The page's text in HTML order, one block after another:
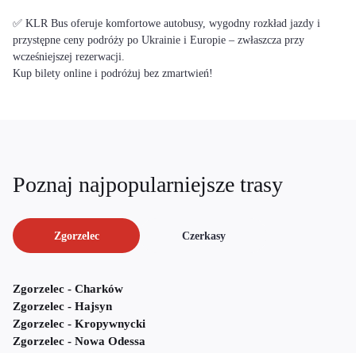
✅ KLR Bus oferuje komfortowe autobusy, wygodny rozkład jazdy i
przystępne ceny podróży po Ukrainie i Europie – zwłaszcza przy
wcześniejszej rezerwacji.
Kup bilety online i podróżuj bez zmartwień!
Poznaj najpopularniejsze trasy
Zgorzelec Czerkasy
Zgorzelec - Charków
Zgorzelec - Hajsyn
Zgorzelec - Kropywnycki
Zgorzelec - Nowa Odessa